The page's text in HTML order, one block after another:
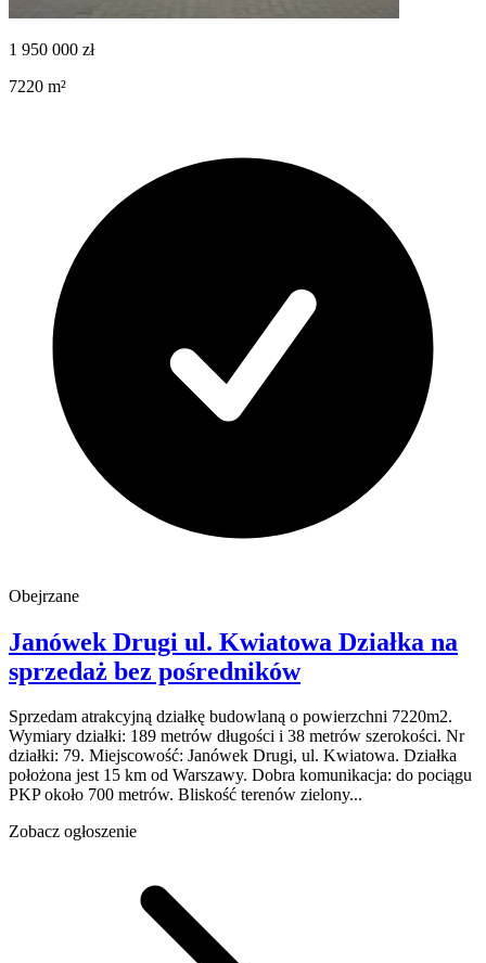
1 950 000 zł
7220 m²
Obejrzane
Janówek Drugi ul. Kwiatowa Działka na
sprzedaż bez pośredników
Sprzedam atrakcyjną działkę budowlaną o powierzchni 7220m2.
Wymiary działki: 189 metrów długości i 38 metrów szerokości. Nr
działki: 79. Miejscowość: Janówek Drugi, ul. Kwiatowa. Działka
położona jest 15 km od Warszawy. Dobra komunikacja: do pociągu
PKP około 700 metrów. Bliskość terenów zielony...
Zobacz ogłoszenie